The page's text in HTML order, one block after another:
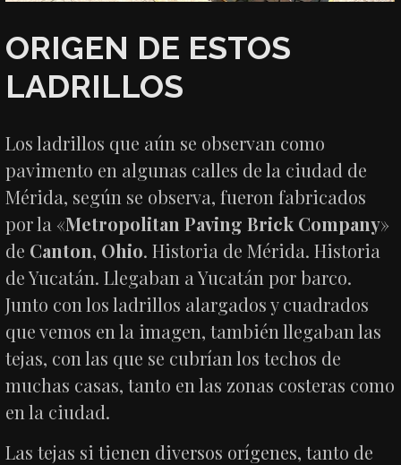
ORIGEN DE ESTOS
LADRILLOS
Los ladrillos que aún se observan como
pavimento en algunas calles de la ciudad de
Mérida, según se observa, fueron fabricados
por la «Metropolitan Paving Brick Company»
de Canton, Ohio. Historia de Mérida. Historia
de Yucatán. Llegaban a Yucatán por barco.
Junto con los ladrillos alargados y cuadrados
que vemos en la imagen, también llegaban las
tejas, con las que se cubrían los techos de
muchas casas, tanto en las zonas costeras como
en la ciudad.
Las tejas si tienen diversos orígenes, tanto de